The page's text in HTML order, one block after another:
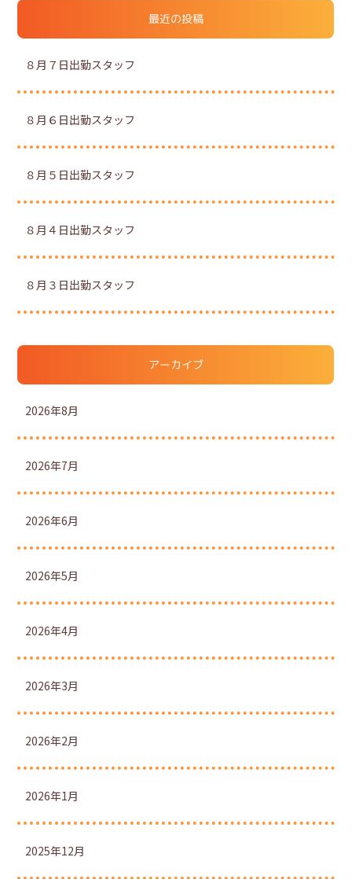
最近の投稿
８月７日出勤スタッフ
８月６日出勤スタッフ
８月５日出勤スタッフ
８月４日出勤スタッフ
８月３日出勤スタッフ
アーカイブ
2026年8月
2026年7月
2026年6月
2026年5月
2026年4月
2026年3月
2026年2月
2026年1月
2025年12月